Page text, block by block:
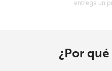
Al abrir una cuenta en este
entrega un
¿Por